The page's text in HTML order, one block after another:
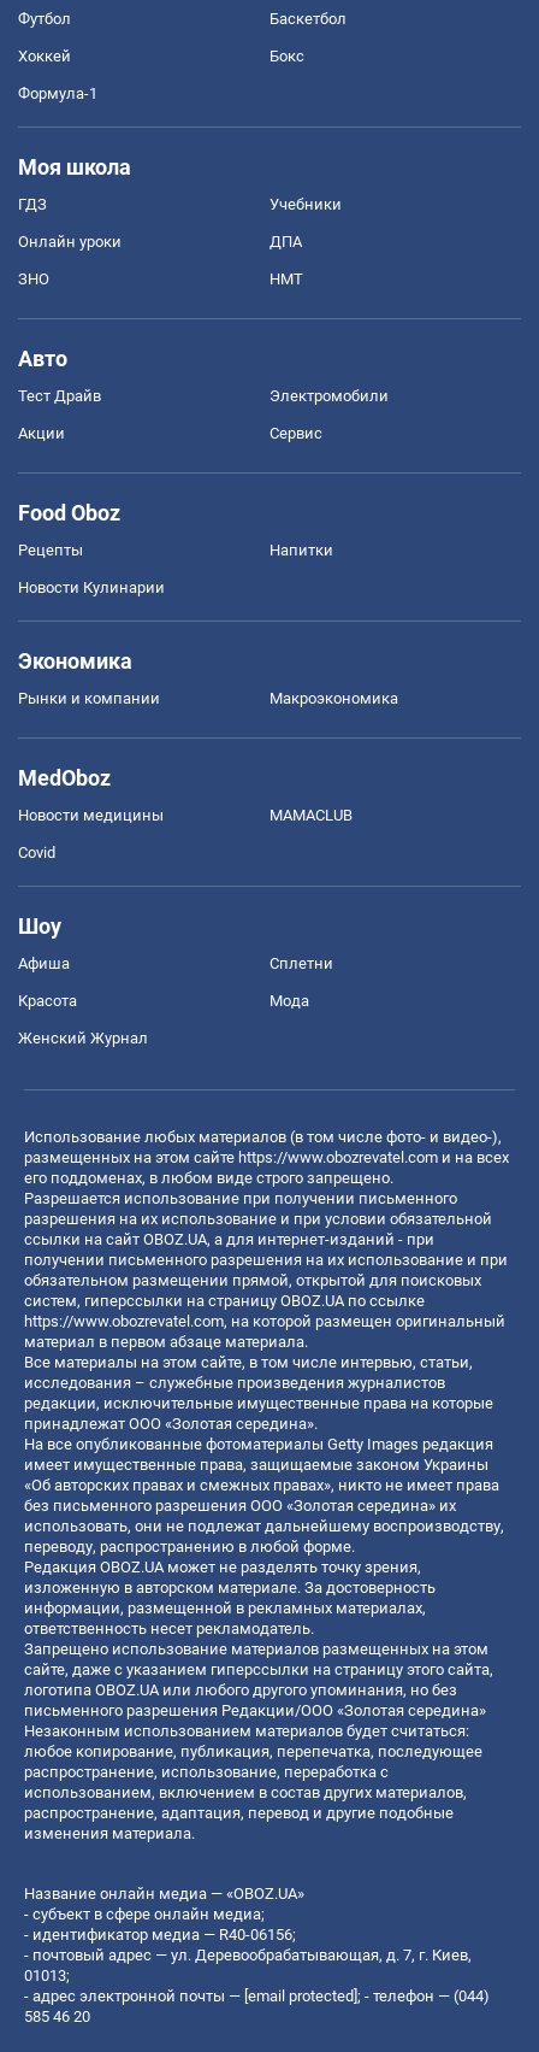
Футбол Баскетбол
Хоккей Бокс
Формула-1
Моя школа
ГДЗ Учебники
Онлайн уроки ДПА
ЗНО НМТ
Авто
Тест Драйв Электромобили
Акции Сервис
Food Oboz
Рецепты Напитки
Новости Кулинарии
Экономика
Рынки и компании Mакроэкономика
MedOboz
Новости медицины MAMACLUB
Covid
Шоу
Афиша Сплетни
Красота Мода
Женский Журнал
Использование любых материалов (в том числе фото- и видео-),
размещенных на этом сайте https://www.obozrevatel.com и на всех
его поддоменах, в любом виде строго запрещено.
Разрешается использование при получении письменного
разрешения на их использование и при условии обязательной
ссылки на сайт OBOZ.UA, а для интернет-изданий - при
получении письменного разрешения на их использование и при
обязательном размещении прямой, открытой для поисковых
систем, гиперссылки на страницу OBOZ.UA по ссылке
https://www.obozrevatel.com, на которой размещен оригинальный
материал в первом абзаце материала.
Все материалы на этом сайте, в том числе интервью, статьи,
исследования – служебные произведения журналистов
редакции, исключительные имущественные права на которые
принадлежат ООО «Золотая середина».
На все опубликованные фотоматериалы Getty Images редакция
имеет имущественные права, защищаемые законом Украины
«Об авторских правах и смежных правах», никто не имеет права
без письменного разрешения ООО «Золотая середина» их
использовать, они не подлежат дальнейшему воспроизводству,
переводу, распространению в любой форме.
Редакция OBOZ.UA может не разделять точку зрения,
изложенную в авторском материале. За достоверность
информации, размещенной в рекламных материалах,
ответственность несет рекламодатель.
Запрещено использование материалов размещенных на этом
сайте, даже с указанием гиперссылки на страницу этого сайта,
логотипа OBOZ.UA или любого другого упоминания, но без
письменного разрешения Редакции/ООО «Золотая середина»
Незаконным использованием материалов будет считаться:
любое копирование, публикация, перепечатка, последующее
распространение, использование, переработка с
использованием, включением в состав других материалов,
распространение, адаптация, перевод и другие подобные
изменения материала.
Название онлайн медиа — «OBOZ.UA»
- субъект в сфере онлайн медиа;
- идентификатор медиа — R40-06156;
- почтовый адрес — ул. Деревообрабатывающая, д. 7, г. Киев,
01013;
- адрес электронной почты — [email protected]; - телефон — (044)
585 46 20